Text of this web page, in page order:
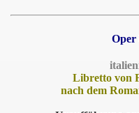
Oper
Libretto von
nach dem